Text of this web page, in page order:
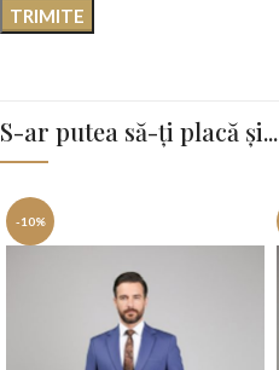
S-ar putea să-ți placă și...
-10%